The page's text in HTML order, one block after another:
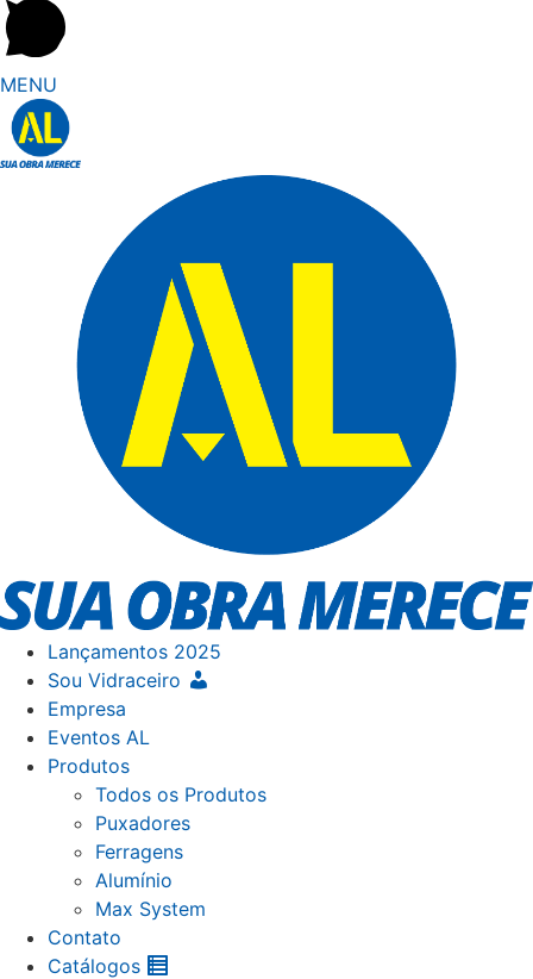
MENU
Lançamentos 2025
Sou Vidraceiro
Empresa
Eventos AL
Produtos
Todos os Produtos
Puxadores
Ferragens
Alumínio
Max System
Contato
Catálogos